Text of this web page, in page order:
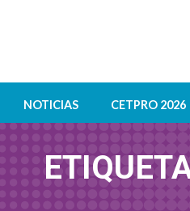
NOTICIAS CETPRO 2026